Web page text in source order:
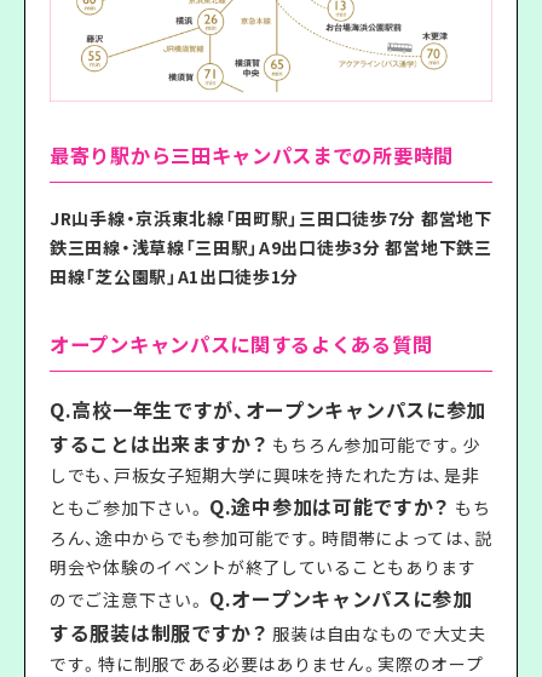
最寄り駅から三田キャンパスまでの所要時間
JR山手線・京浜東北線「田町駅」三田口徒歩7分 都営地下
鉄三田線・浅草線「三田駅」A9出口徒歩3分 都営地下鉄三
田線「芝公園駅」A1出口徒歩1分
オープンキャンパスに関するよくある質問
Q.高校一年生ですが、オープンキャンパスに参加
することは出来ますか？ もちろん参加可能です。少
しでも、戸板女子短期大学に興味を持たれた方は、是非
ともご参加下さい。 Q.途中参加は可能ですか？ もち
ろん、途中からでも参加可能です。時間帯によっては、説
明会や体験のイベントが終了していることもあります
のでご注意下さい。 Q.オープンキャンパスに参加
する服装は制服ですか？ 服装は自由なもので大丈夫
です。特に制服である必要はありません。実際のオープ